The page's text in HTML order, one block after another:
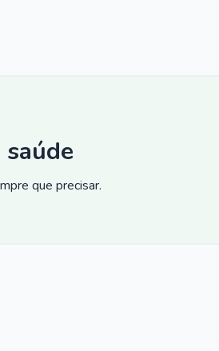
que precisar.